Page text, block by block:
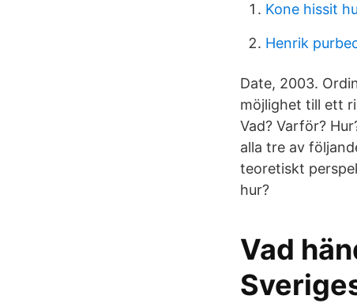
Kone hissit
Henrik
Date, 2003.
möjlighet till ett
Vad? Varför?
alla tre av
teoretiskt
hur?
Vad